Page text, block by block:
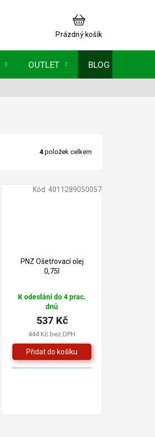
NÁKUPNÍ
KOŠÍK
Prázdný košík
OUTLET BLOG
4položek celkem
PNZ Ošetřovací olej
0,75l
K odeslání do 4 prac.
dnů
444 Kč bez DPH
537 Kč
Kód: 4011289050057